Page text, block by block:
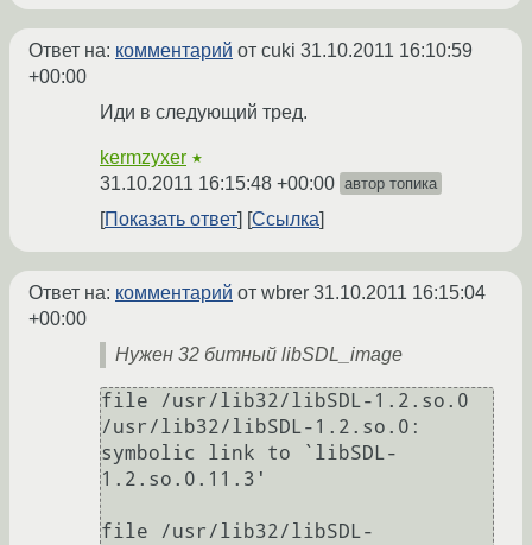
Ответ на: комментарий от cuki 31.10.2011 16:10:59
+00:00
Иди в следующий тред.
kermzyxer ★
31.10.2011 16:15:48 +00:00 автор топика
Показать ответ Ссылка
Ответ на: комментарий от wbrer 31.10.2011 16:15:04
+00:00
Нужен 32 битный libSDL_image
file /usr/lib32/libSDL-1.2.so.0
/usr/lib32/libSDL-1.2.so.0:
symbolic link to `libSDL-
1.2.so.0.11.3'
file /usr/lib32/libSDL-